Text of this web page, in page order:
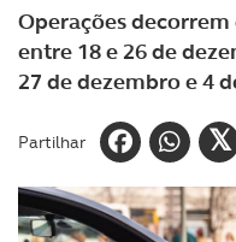
Operações
entre 18 e 26 de
27 de dezembro e 4
Partilhar